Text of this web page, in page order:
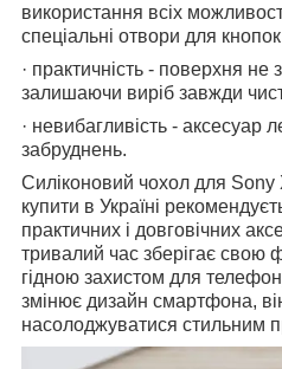
використання всіх
спеціальні отвори для кнопок
· практичність - поверхня не
залишаючи виріб завжди
· невибагливість - аксесуар
забруднень.
Силіконовий чохол для
купити в Україні
практичних і довговічних
тривалий час зберігає свою
гідною захистом для
змінює дизайн смартфона,
насолоджуватися стильним